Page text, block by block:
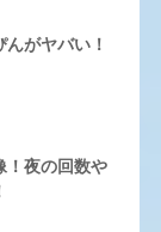
がヤバい！
！夜の回数や